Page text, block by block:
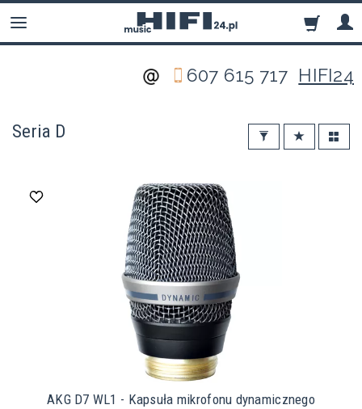
607 615 717 HIFI24
Seria D
AKG D7 WL1 - Kapsuła mikrofonu dynamicznego